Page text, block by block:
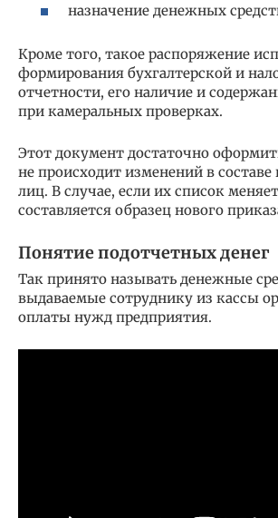
назначение денежных
Кроме того, такое распоряжение
формирования бухгалтерской и
отчетности, его наличие и
при камеральных проверках.
Этот документ достаточно
не происходит изменений в
лиц. В случае, если их список
составляется образец нового
Понятие подотчетных денег
Так принято называть денежные
выдаваемые сотруднику из кассы
оплаты нужд предприятия.